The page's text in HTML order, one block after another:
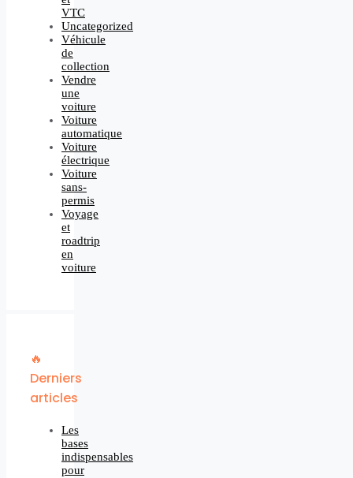
VTC
Uncategorized
Véhicule
de
collection
Vendre
une
voiture
Voiture
automatique
Voiture
électrique
Voiture
sans-
permis
Voyage
et
roadtrip
en
voiture
🔥
Derniers
articles
Les
bases
indispensables
pour